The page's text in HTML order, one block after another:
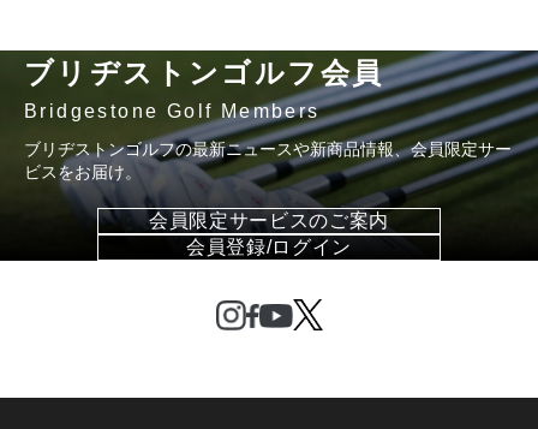
ブリヂストンゴルフ会員
Bridgestone Golf Members
ブリヂストンゴルフの最新ニュースや新商品情報、会員限定サー
ビスをお届け。
会員限定サービスのご案内
会員登録/ログイン